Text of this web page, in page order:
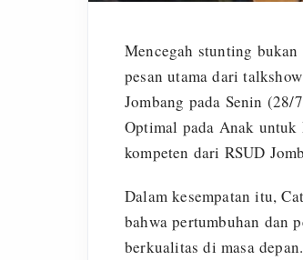
Mencegah stunting
pesan utama dari
Jombang pada Senin
Optimal pada Anak untuk
kompeten dari RSUD
Dalam kesempatan itu,
bahwa pertumbuhan dan
berkualitas di masa